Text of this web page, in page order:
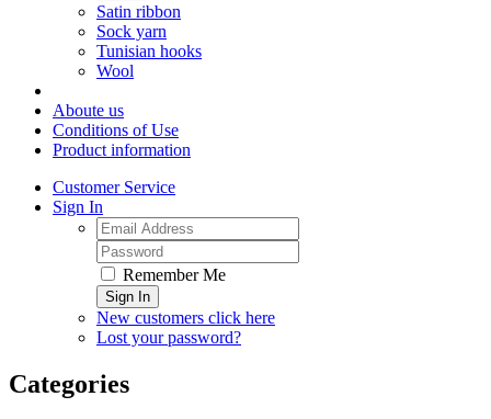
Satin ribbon
Sock yarn
Tunisian hooks
Wool
Aboute us
Conditions of Use
Product information
Customer Service
Sign In
Remember Me
Sign In
New customers click here
Lost your password?
Categories